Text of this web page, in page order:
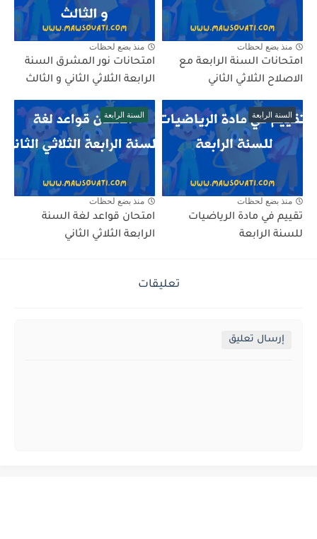
منذ بضع لحظات
امتحانات السنة الرابعة مع
الاصلاح الثلاثي الثاني
منذ بضع لحظات
امتحانات نور المشرق السنة
الرابعة الثلاثي الثاني و الثالث
السنة الرابعة
منذ بضع لحظات
تقييم في مادة الرياضيات
للسنة الرابعة
السنة الرابعة
منذ بضع لحظات
امتحان قواعد لغة السنة
الرابعة الثلاثي الثاني
تعليقات
إرسال تعليق